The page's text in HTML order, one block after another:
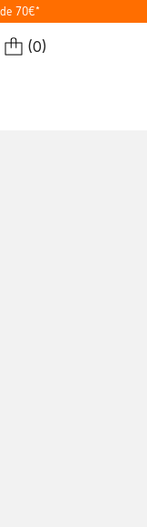
70€*
(0)